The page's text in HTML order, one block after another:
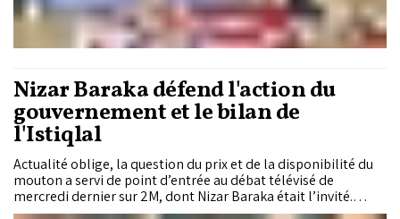
Nizar Baraka défend l'action du
gouvernement et le bilan de
l'Istiqlal
Actualité oblige, la question du prix et de la disponibilité du
mouton a servi de point d’entrée au débat télévisé de
mercredi dernier sur 2M, dont Nizar Baraka était l’invité.
Graduellement, d’autres sujets ont été abordés, en particulier